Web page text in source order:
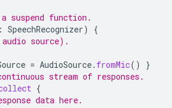
suspend function.
: SpeechRecognizer)
{
source).
= AudioSource. fromMic()
}
stream of responses.
{
data here.